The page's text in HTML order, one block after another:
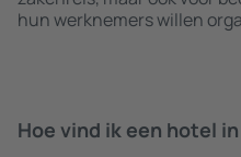
hun werknemers willen
Hoe vind ik een hotel